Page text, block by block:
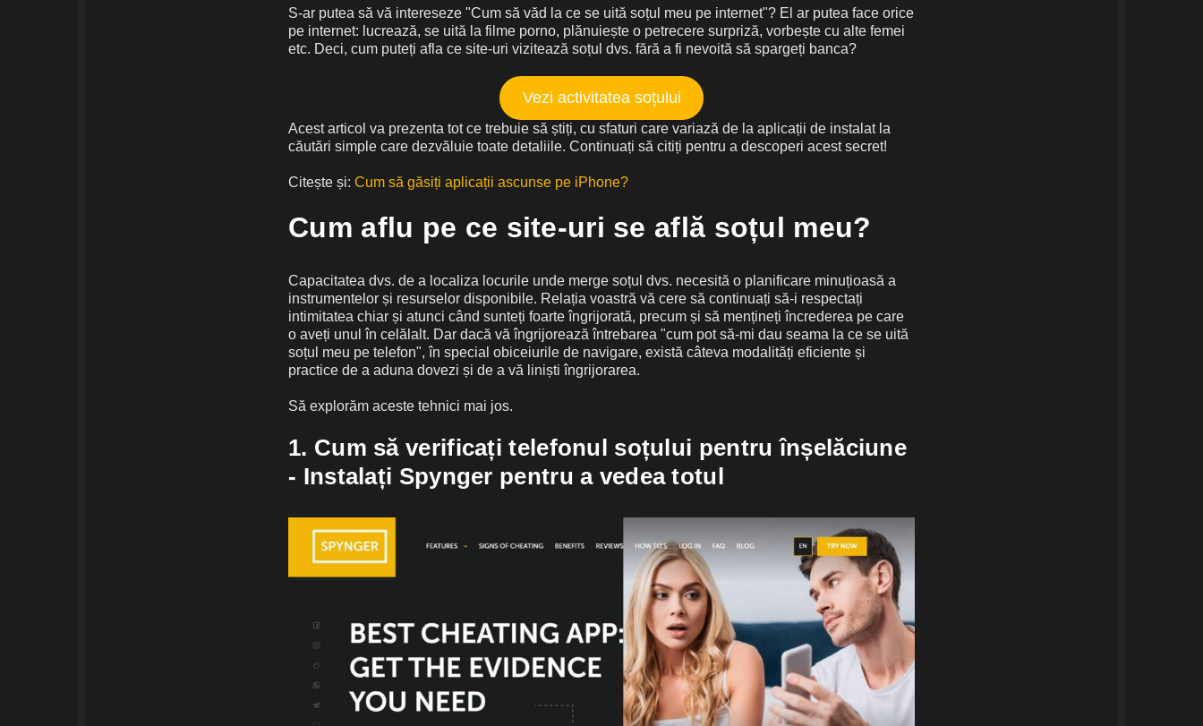
S-ar putea să vă intereseze "Cum să văd la ce se uită soțul meu pe internet"? El ar putea face orice
pe internet: lucrează, se uită la filme porno, plănuiește o petrecere surpriză, vorbește cu alte femei
etc. Deci, cum puteți afla ce site-uri vizitează soțul dvs. fără a fi nevoită să spargeți banca?
Vezi activitatea soțului
Acest articol va prezenta tot ce trebuie să știți, cu sfaturi care variază de la aplicații de instalat la
căutări simple care dezvăluie toate detaliile. Continuați să citiți pentru a descoperi acest secret!
Citește și: Cum să găsiți aplicații ascunse pe iPhone?
Cum aflu pe ce site-uri se află soțul meu?
Capacitatea dvs. de a localiza locurile unde merge soțul dvs. necesită o planificare minuțioasă a
instrumentelor și resurselor disponibile. Relația voastră vă cere să continuați să-i respectați
intimitatea chiar și atunci când sunteți foarte îngrijorată, precum și să mențineți încrederea pe care
o aveți unul în celălalt. Dar dacă vă îngrijorează întrebarea "cum pot să-mi dau seama la ce se uită
soțul meu pe telefon", în special obiceiurile de navigare, există câteva modalități eficiente și
practice de a aduna dovezi și de a vă liniști îngrijorarea.
Să explorăm aceste tehnici mai jos.
1. Cum să verificați telefonul soțului pentru înșelăciune
- Instalați Spynger pentru a vedea totul